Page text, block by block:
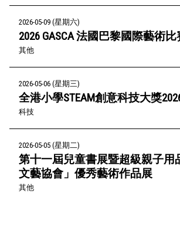
2026-05-09 (星期六)
2026 GASCA 法國巴黎國際藝術比
其他
2026-05-06 (星期三)
全港小學STEAM創意科技大獎
科技
2026-05-05 (星期二)
第十一屆兒童書展暨超級親子用
文藝協會」優秀藝術作品展
其他